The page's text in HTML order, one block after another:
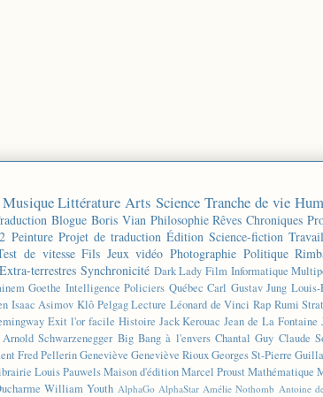
Musique Littérature Arts Science Tranche de vie
Blogue Boris Vian Philosophie Rêves Chroniques
Peinture Projet de traduction Édition Science-fiction Travail
de vitesse Fils Jeux vidéo Photographie Politique
Extra-terrestres Synchronicité Dark Lady Film Informatique
Goethe Intelligence Policiers Québec Carl Gustav Jung Louis-
Isaac Asimov Klô Pelgag Lecture Léonard de Vinci Rap Rumi
Exit l'or facile Histoire Jack Kerouac Jean de La Fontaine
Arnold Schwarzenegger Big Bang à l'envers Chantal Guy Claude
Fred PellerinGeneviève Geneviève RiouxGeorges St-Pierre
Louis PauwelsMaison d'éditionMarcel Proust Mathématique
William Youth AlphaGo AlphaStar Amélie Nothomb Antoine